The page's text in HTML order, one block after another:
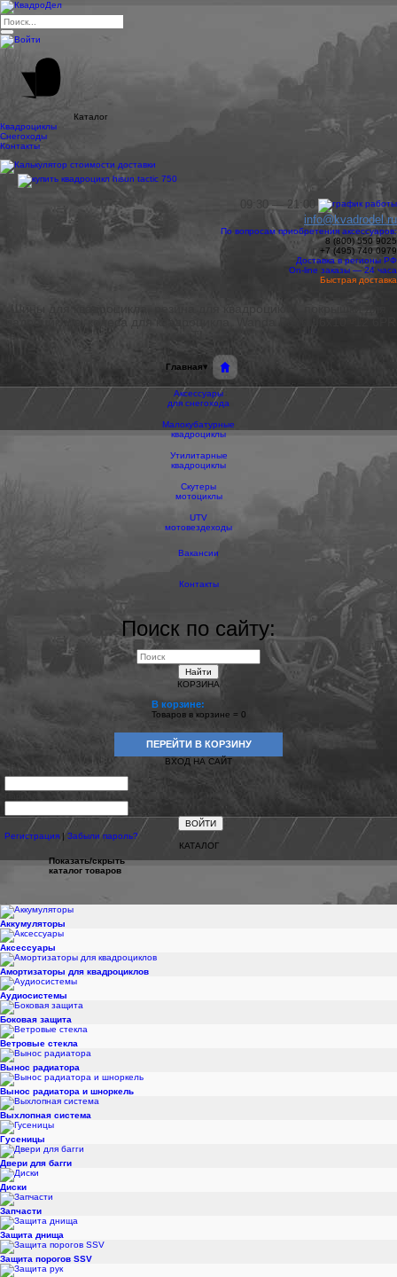
Каталог
Квадроциклы
Снегоходы
Контакты
09:30 — 21:00
info@kvadrodel.ru
По вопросам приобретения аксессуаров:
8 (800)550 9025
+7 (495) 740 0979
Доставка в регионы РФ
On-line заказы — 24 часа
Быстрая доставка
Шины для квадроцикла, резина для квадроцикла, покрышки для
квадроциклов, колеса для квадроцикла, Wanda P376 26x10 -12 6PR
Главная▾
Аксессуары
для снегохода
Малокубатурные
квадроциклы
Утилитарные
квадроциклы
Скутеры
мотоциклы
UTV
мотовездеходы
Вакансии
Контакты
Поиск по сайту:
Найти
КОРЗИНА
В корзине:
Товаров в корзине = 0
ПЕРЕЙТИ В КОРЗИНУ
ВХОД НА САЙТ
Регистрация | Забыли пароль?
КАТАЛОГ
Показать/скрыть
каталог товаров
Аккумуляторы
Аксессуары
Амортизаторы для квадроциклов
Аудиосистемы
Боковая защита
Ветровые стекла
Вынос радиатора
Вынос радиатора и шноркель
Выхлопная система
Гусеницы
Двери для багги
Диски
Запчасти
Защита днища
Защита порогов SSV